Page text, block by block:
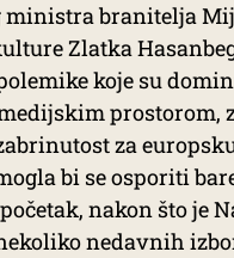
ministra branitelja
Zlatka
koje su
prostorom,
za
bi se osporiti
nakon što je
nedavnih